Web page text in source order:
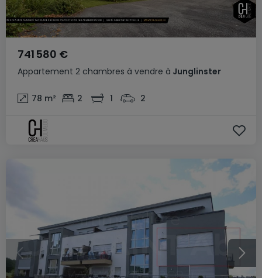
Appartement 2 chambres à vendre à Junglinster
741 580 €
78 m² 2 1 2